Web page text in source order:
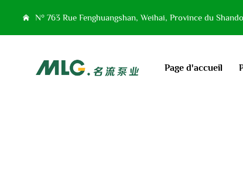
N° 763 Rue Fenghuangshan, Weihai, Province du
Page d'accueil